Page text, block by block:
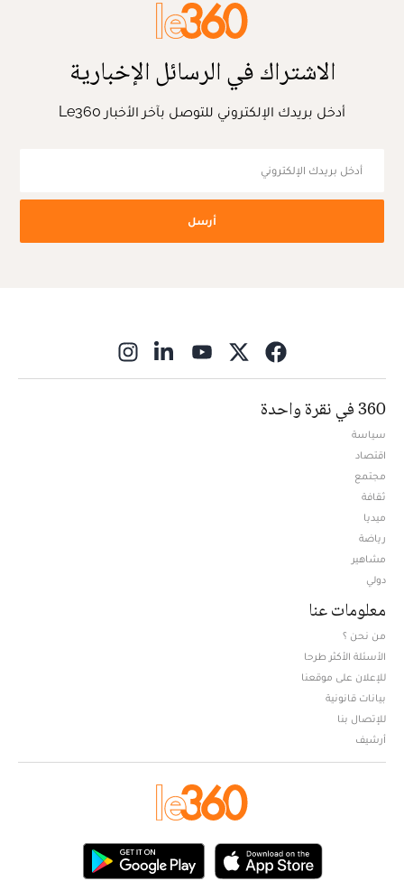
الاشتراك في الرسائل الإخبارية
أدخل بريدك الإلكتروني للتوصل بآخر الأخبار Le360
أرسل
360 في نقرة واحدة
سياسة
اقتصاد
مجتمع
ثقافة
ميديا
رياضة
مشاهير
دولي
معلومات عنا
من نحن ؟
الأسئلة الأكثر طرحا
للإعلان على موقعنا
بيانات قانونية
للإتصال بنا
أرشيف